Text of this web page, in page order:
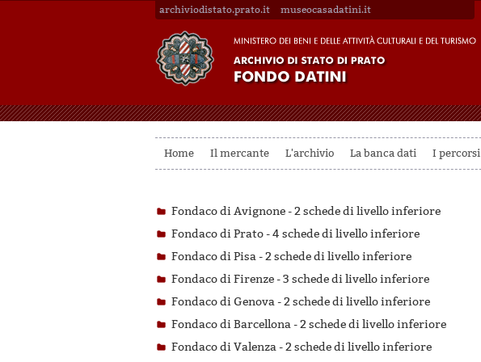
archiviodistato.prato.it museocasadatini.it
Home Il mercante L'archivio La banca dati I percorsi
Fondaco di Avignone -2 schede di livello inferiore
Fondaco di Prato -4 schede di livello inferiore
Fondaco di Pisa -2 schede di livello inferiore
Fondaco di Firenze -3 schede di livello inferiore
Fondaco di Genova -2 schede di livello inferiore
Fondaco di Barcellona -2 schede di livello inferiore
Fondaco di Valenza -2 schede di livello inferiore